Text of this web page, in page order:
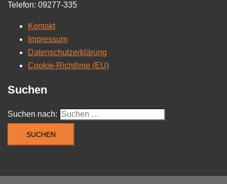
Telefon: 09277-335
Kontakt
Impressum
Datenschutzerklärung
Cookie-Richtlinie (EU)
Suchen
Suchen nach: